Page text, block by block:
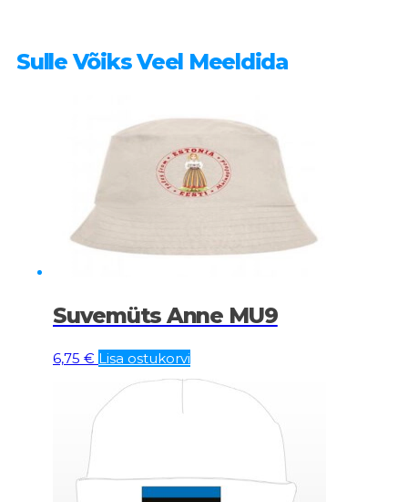
Sulle Võiks Veel Meeldida
Suvemüts Anne MU9
6,75 € Lisa ostukorvi